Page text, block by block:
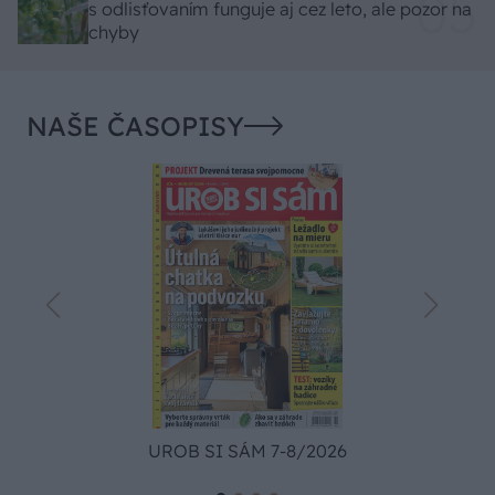
s odlisťovaním funguje aj cez leto, ale pozor na
chyby
NAŠE ČASOPISY
UROB SI SÁM 7-8/2026